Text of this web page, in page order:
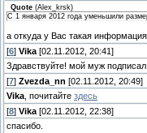
Quote (Alex_krsk)
С 1 января 2012 года уменьшили
а откуда у Вас такая
[6] Vika [02.11.2012, 20:41]
Здравствуйте! мой муж
[7] Zvezda_nn [02.11.2012, 20:49]
Vika , почитайте здесь
[8] Vika [02.11.2012, 22:38]
спасибо.